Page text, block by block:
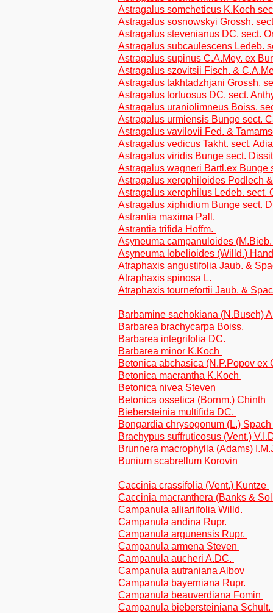
Astragalus somcheticus K.Koch
Astragalus sosnowskyi Grossh.
Astragalus stevenianus DC. sect.
Astragalus subcaulescens Ledeb.
Astragalus supinus C.A.Mey. ex
Astragalus szovitsii Fisch. &
Astragalus takhtadzhjani Grossh.
Astragalus tortuosus DC. sect.
Astragalus uraniolimneus Boiss.
Astragalus urmiensis Bunge sect.
Astragalus vavilovii Fed. &
Astragalus vedicus Takht. sect.
Astragalus viridis Bunge sect.
Astragalus wagneri Bartl.ex Bunge
Astragalus xerophiloides Podlech
Astragalus xerophilus Ledeb. sect.
Astragalus xiphidium Bunge sect.
Astrantia maxima Pall.
Astrantia trifida Hoffm.
Asyneuma campanuloides
Asyneuma lobelioides (Willd.)
Atraphaxis angustifolia Jaub. &
Atraphaxis spinosa L.
Atraphaxis tournefortii Jaub. &
Barbamine sachokiana (N.Busch)
Barbarea brachycarpa Boiss.
Barbarea integrifolia DC.
Barbarea minor K.Koch
Betonica abchasica (N.P.Popov ex
Betonica macrantha K.Koch
Betonica nivea Steven
Betonica ossetica (Bornm.) Chinth
Biebersteinia multifida DC.
Bongardia chrysogonum (L.) Spach
Brachypus suffruticosus (Vent.)
Brunnera macrophylla (Adams)
Bunium scabrellum Korovin
Caccinia crassifolia (Vent.) Kuntze
Caccinia macranthera (Banks &
Campanula alliariifolia Willd.
Campanula andina Rupr.
Campanula argunensis Rupr.
Campanula armena Steven
Campanula aucheri A.DC.
Campanula autraniana Albov
Campanula bayerniana Rupr.
Campanula beauverdiana Fomin
Campanula biebersteiniana Schult.